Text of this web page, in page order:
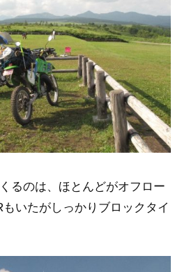
るのは、ほとんどがオフロー
もいたがしっかりブロックタイ